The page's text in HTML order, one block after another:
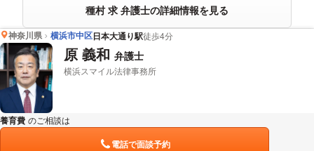
種村 求 弁護士の詳細情報を見る
神奈川県 横浜市中区日本大通り駅徒歩4分
原 義和 弁護士
横浜スマイル法律事務所
養育費 のご相談は
電話で面談予約